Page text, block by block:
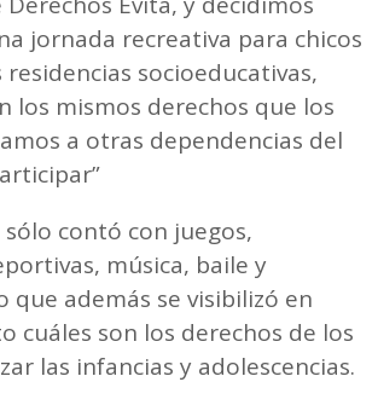
jornada recreativa para chicos
residencias socioeducativas,
los mismos derechos que los
a otras dependencias del
contó con juegos,
música, baile y
que además se visibilizó en
cuáles son los derechos de los
las infancias y adolescencias.